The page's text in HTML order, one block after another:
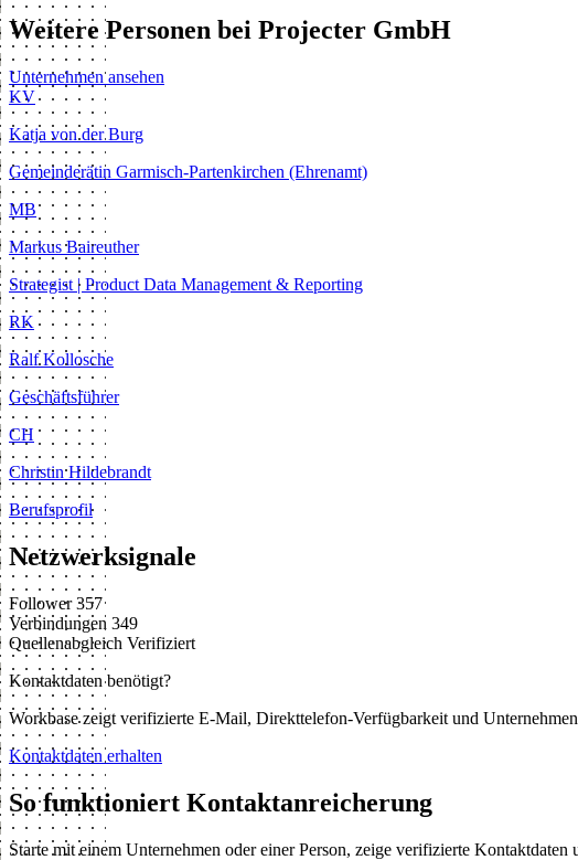
Weitere Personen bei Projecter GmbH
Unternehmen ansehen
KV
Katja von der Burg
Gemeinderätin Garmisch-Partenkirchen (Ehrenamt)
MB
Markus Baireuther
Strategist | Product Data Management & Reporting
RK
Ralf Kollosche
Geschäftsführer
CH
Christin Hildebrandt
Berufsprofil
Netzwerksignale
Follower 357
Verbindungen 349
Quellenabgleich Verifiziert
Kontaktdaten benötigt?
Workbase zeigt verifizierte E-Mail, Direkttelefon-Verfügbarkeit und
Kontaktdaten erhalten
So funktioniert Kontaktanreicherung
Starte mit einem Unternehmen oder einer Person, zeige verifizierte